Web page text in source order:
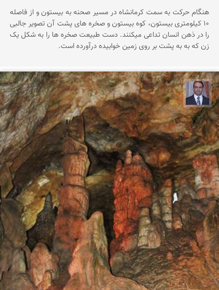
هنگام حرکت به سمت کرمانشاه در مسیر صحنه به بیستون و از فاصله
۱۰ کیلومتری بیستون، کوه بیستون و صخره های پشت آن تصویر جالبی
را در ذهن انسان تداعی میکنند. دست طبیعت صخره ها را به شکل یک
زن که به به پشت بر روی زمین خوابیده درآورده است.
نادر چقاجردی